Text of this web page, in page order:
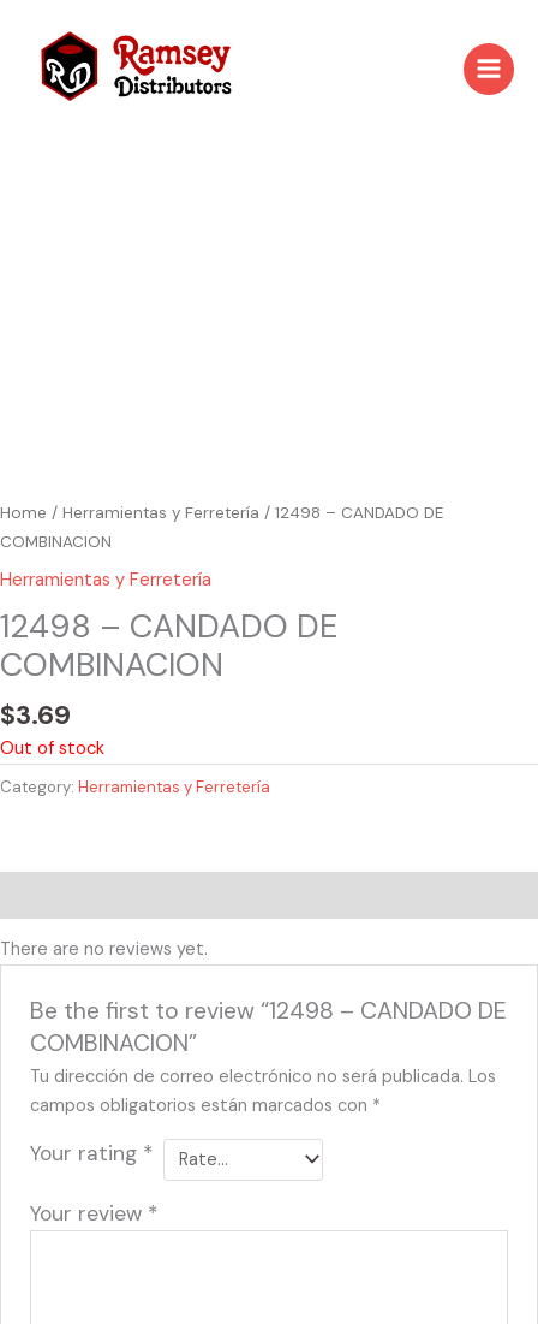
content
Home / Herramientas y Ferretería / 12498 – CANDADO DE
COMBINACION
Herramientas y Ferretería
12498 – CANDADO DE
COMBINACION
$3.69
Out of stock
Category: Herramientas y Ferretería
There are no reviews yet.
Be the first to review “12498 – CANDADO DE
COMBINACION”
Tu dirección de correo electrónico no será publicada. Los
campos obligatorios están marcados con *
Your rating *
Your review *